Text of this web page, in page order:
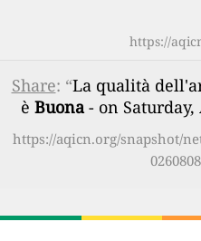
https://
Share: “La qualità
è Buona- on Saturday,
https://aqicn.org/snapshot/